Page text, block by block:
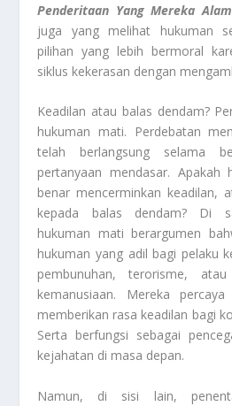
Penderitaan Yang Mereka
juga yang melihat hukuman
pilihan yang lebih bermoral
siklus kekerasan dengan
Keadilan atau balas dendam?
hukuman mati.
Perdebatan
telah berlangsung selama
pertanyaan mendasar. Apakah
benar mencerminkan keadilan,
kepada balas dendam? Di
hukuman mati berargumen
hukuman yang adil bagi pelaku
pembunuhan, terorisme,
kemanusiaan. Mereka
memberikan rasa keadilan bagi
Serta berfungsi sebagai
kejahatan di masa depan.
Namun, di sisi lain,